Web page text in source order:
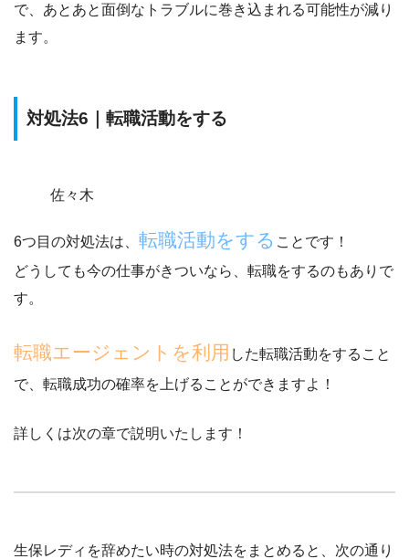
で、あとあと面倒なトラブルに巻き込まれる可能性が減り
ます。
対処法6｜転職活動をする
佐々木
6つ目の対処法は、 転職活動をする ことです！
どうしても今の仕事がきついなら、転職をするのもありで
す。
転職エージェントを利用 した転職活動をすること
で、 転職成功の確率を上げることができますよ！
詳しくは次の章で説明いたします！
生保レディを辞めたい時の対処法をまとめると、次の通り